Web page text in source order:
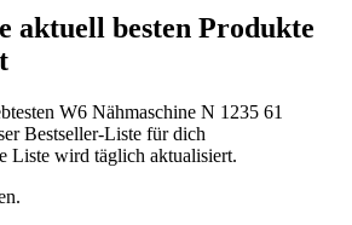
aktuell besten Produkte
W6 Nähmaschine N 1235 61
Bestseller-Liste für dich
Liste wird täglich aktualisiert.